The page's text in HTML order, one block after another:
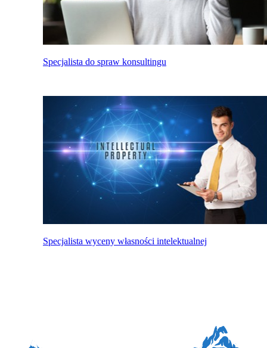
Specjalista do spraw konsultingu
Specjalista wyceny własności intelektualnej